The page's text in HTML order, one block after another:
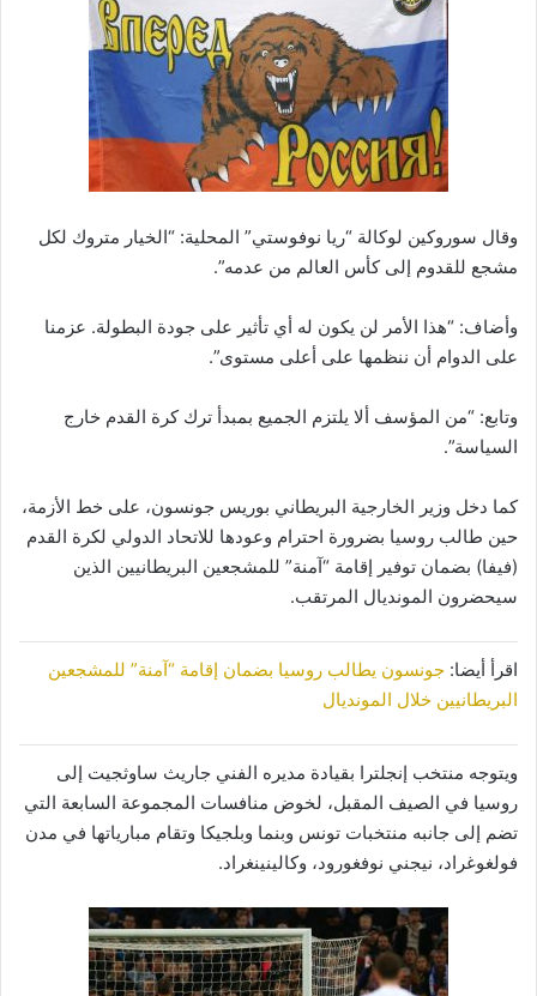
وقال سوروكين لوكالة “ريا نوفوستي” المحلية: “الخيار متروك لكل
مشجع للقدوم إلى كأس العالم من عدمه”.
وأضاف: “هذا الأمر لن يكون له أي تأثير على جودة البطولة. عزمنا
على الدوام أن ننظمها على أعلى مستوى”.
وتابع: “من المؤسف ألا يلتزم الجميع بمبدأ ترك كرة القدم خارج
السياسة”.
كما دخل وزير الخارجية البريطاني بوريس جونسون، على خط الأزمة،
حين طالب روسيا بضرورة احترام وعودها للاتحاد الدولي لكرة القدم
(فيفا) بضمان توفير إقامة “آمنة” للمشجعين البريطانيين الذين
سيحضرون المونديال المرتقب.
اقرأ أيضا: جونسون يطالب روسيا بضمان إقامة “آمنة” للمشجعين
البريطانيين خلال المونديال
ويتوجه منتخب إنجلترا بقيادة مديره الفني جاريث ساوثجيت إلى
روسيا في الصيف المقبل، لخوض منافسات المجموعة السابعة التي
تضم إلى جانبه منتخبات تونس وبنما وبلجيكا وتقام مبارياتها في مدن
فولغوغراد، نيجني نوفغورود، وكالينينغراد.